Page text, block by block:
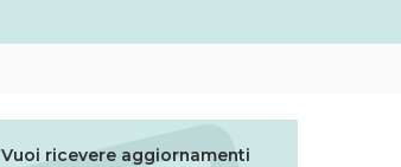
Vuoi ricevere aggiornamenti